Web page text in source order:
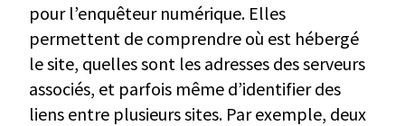
pour l’enquêteur numérique. Elles
permettent de comprendre où est hébergé
le site, quelles sont les adresses des serveurs
associés, et parfois même d’identifier des
liens entre plusieurs sites. Par exemple, deux